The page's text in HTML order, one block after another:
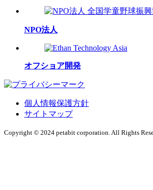
NPO法人
オフショア開発
個人情報保護方針
サイトマップ
Copyright © 2024 petabit corporation. All Rights